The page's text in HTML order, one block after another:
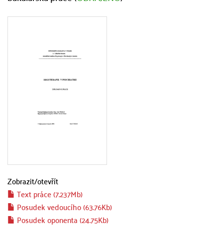
Zobrazit/otevřít
Text práce (7.237Mb)
Posudek vedoucího (63.76Kb)
Posudek oponenta (24.75Kb)